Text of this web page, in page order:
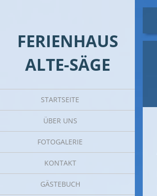
FERIENHAUS
ALTE-SÄGE
STARTSEITE
ÜBER UNS
FOTOGALERIE
KONTAKT
GÄSTEBUCH